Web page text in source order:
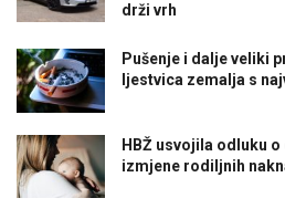
drži vrh
Pušenje i dalje veliki
ljestvica zemalja s
HBŽ usvojila odluku
izmjene rodiljnih